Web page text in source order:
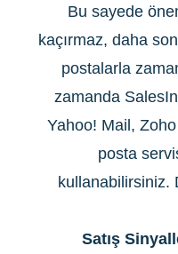
Bu sayede
kaçırmaz, daha
postalarla
zamanda
Yahoo! Mail,
posta
kullanabilirsiniz.
Satış